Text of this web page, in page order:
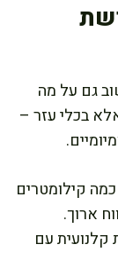
גם על מה
בכלי עזר –
קילומטרים
ארוך.
קלנועית עם